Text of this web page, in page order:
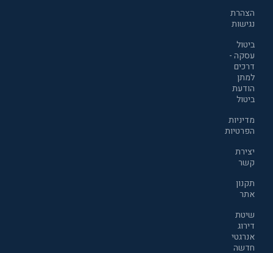
הצהרת
נגישות
ביטול
עסקה -
דרכים
למתן
הודעת
ביטול
מדיניות
הפרטיות
יצירת
קשר
תקנון
אתר
שיטת
דירוג
אנרגטי
חדשה